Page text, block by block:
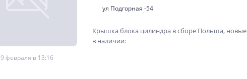
9 февраля в 13:16
ул Подгорная -54
Крышка блока цилиндра в сборе Польша, новые
в наличии: